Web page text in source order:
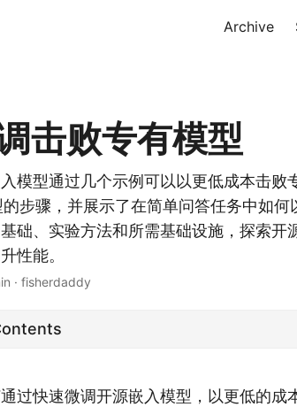
Archive
击败专有模型
模型通过几个示例可以以更低成本击败
步骤，并展示了在简单问答任务中如何
础、实验方法和所需基础设施，探索开
性能。
· fisherdaddy
过快速微调开源嵌入模型，以更低的成